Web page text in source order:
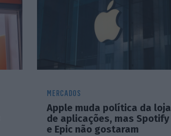
MERCADOS
Apple muda política da loja
de aplicações, mas Spotify
e Epic não gostaram